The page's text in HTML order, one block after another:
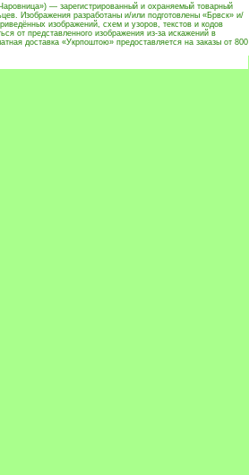
— зарегистрированный и охраняемый товарный
Изображения разработаны и/или подготовлены «Брвск» и/
изображений, схем и узоров, текстов и кодов
от представленного изображения из-за искажений в
доставка «Укрпоштою» предоставляется на заказы от 800